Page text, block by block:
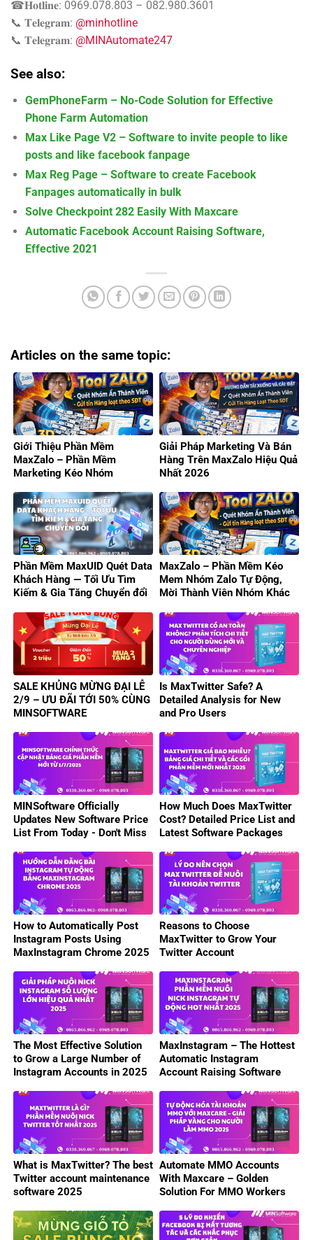
☎𝐇𝐨𝐭𝐥𝐢𝐧𝐞: 0969.078.803 – 082.980.3601
📞 𝐓𝐞𝐥𝐞𝐠𝐫𝐚𝐦: @minhotline
📞 𝐓𝐞𝐥𝐞𝐠𝐫𝐚𝐦: @MINAutomate247
See also:
GemPhoneFarm – No-Code Solution for Effective
Phone Farm Automation
Max Like Page V2 – Software to invite people to like
posts and like facebook fanpage
Max Reg Page – Software to create Facebook
Fanpages automatically in bulk
Solve Checkpoint 282 Easily With Maxcare
Automatic Facebook Account Raising Software,
Effective 2021
Articles on the same topic:
Giới Thiệu Phần Mềm
MaxZalo – Phần Mềm
Marketing Kéo Nhóm
Giải Pháp Marketing Và Bán
Hàng Trên MaxZalo Hiệu Quả
Nhất 2026
Phần Mềm MaxUID Quét Data
Khách Hàng — Tối Ưu Tìm
Kiếm & Gia Tăng Chuyển đổi
MaxZalo – Phần Mềm Kéo
Mem Nhóm Zalo Tự Động,
Mời Thành Viên Nhóm Khác
SALE KHỦNG MỪNG ĐẠI LỄ
2/9 – ƯU ĐÃI TỚI 50% CÙNG
MINSOFTWARE
Is MaxTwitter Safe? A
Detailed Analysis for New
and Pro Users
MINSoftware Officially
Updates New Software Price
List From Today - Don't Miss
How Much Does MaxTwitter
Cost? Detailed Price List and
Latest Software Packages
How to Automatically Post
Instagram Posts Using
MaxInstagram Chrome 2025
Reasons to Choose
MaxTwitter to Grow Your
Twitter Account
The Most Effective Solution
to Grow a Large Number of
Instagram Accounts in 2025
MaxInstagram – The Hottest
Automatic Instagram
Account Raising Software
What is MaxTwitter? The best
Twitter account maintenance
software 2025
Automate MMO Accounts
With Maxcare – Golden
Solution For MMO Workers